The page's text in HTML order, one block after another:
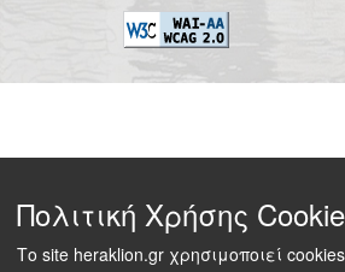
Πολιτική Χρήσης
Το site heraklion.gr χρησιμοποιεί